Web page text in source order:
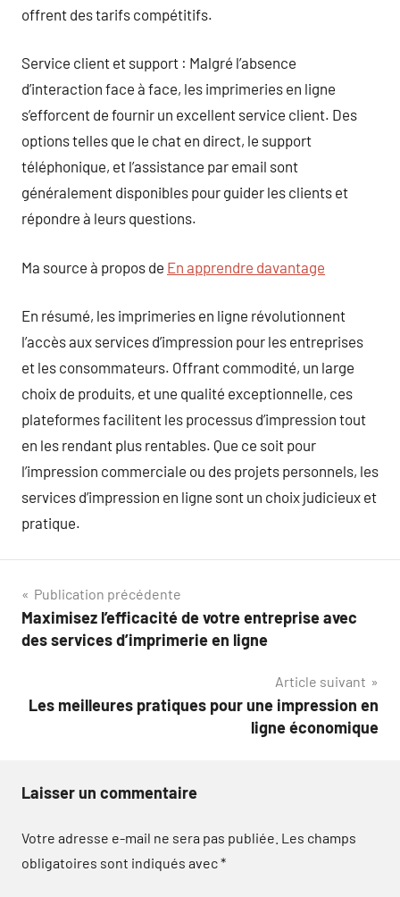
offrent des tarifs compétitifs.
Service client et support : Malgré l’absence
d’interaction face à face, les imprimeries en ligne
s’efforcent de fournir un excellent service client. Des
options telles que le chat en direct, le support
téléphonique, et l’assistance par email sont
généralement disponibles pour guider les clients et
répondre à leurs questions.
Ma source à propos de En apprendre davantage
En résumé, les imprimeries en ligne révolutionnent
l’accès aux services d’impression pour les entreprises
et les consommateurs. Offrant commodité, un large
choix de produits, et une qualité exceptionnelle, ces
plateformes facilitent les processus d’impression tout
en les rendant plus rentables. Que ce soit pour
l’impression commerciale ou des projets personnels, les
services d’impression en ligne sont un choix judicieux et
pratique.
Navigation
de
Publication précédente
Maximisez l’efficacité de votre entreprise avec
des services d’imprimerie en ligne
Article suivant
Les meilleures pratiques pour une impression en
ligne économique
Laisser un commentaire
Votre adresse e-mail ne sera pas publiée. Les champs
obligatoires sont indiqués avec*